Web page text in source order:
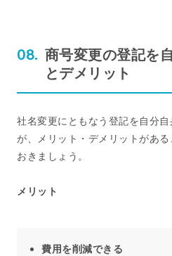
商号変更の登記を
とデメリット
社名変更にともなう登記を自分
が、メリット・デメリットがあ
おきましょう。
メリット
費用を削減できる